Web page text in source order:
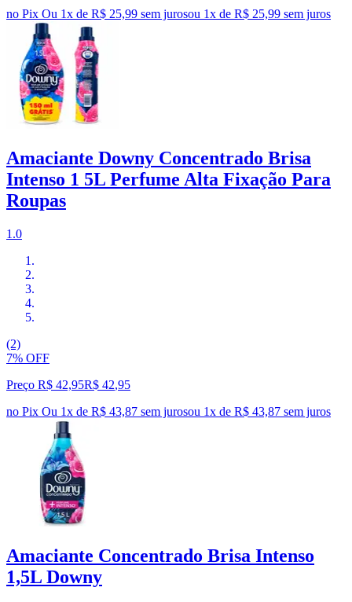
no Pix Ou 1x de R$ 25,99 sem jurosou 1x de R$ 25,99 sem juros
Amaciante Downy Concentrado Brisa
Intenso 1 5L Perfume Alta Fixação Para
Roupas
1.0
(2)
7% OFF
Preço R$ 42,95R$ 42,95
no Pix Ou 1x de R$ 43,87 sem jurosou 1x de R$ 43,87 sem juros
Amaciante Concentrado Brisa Intenso
1,5L Downy